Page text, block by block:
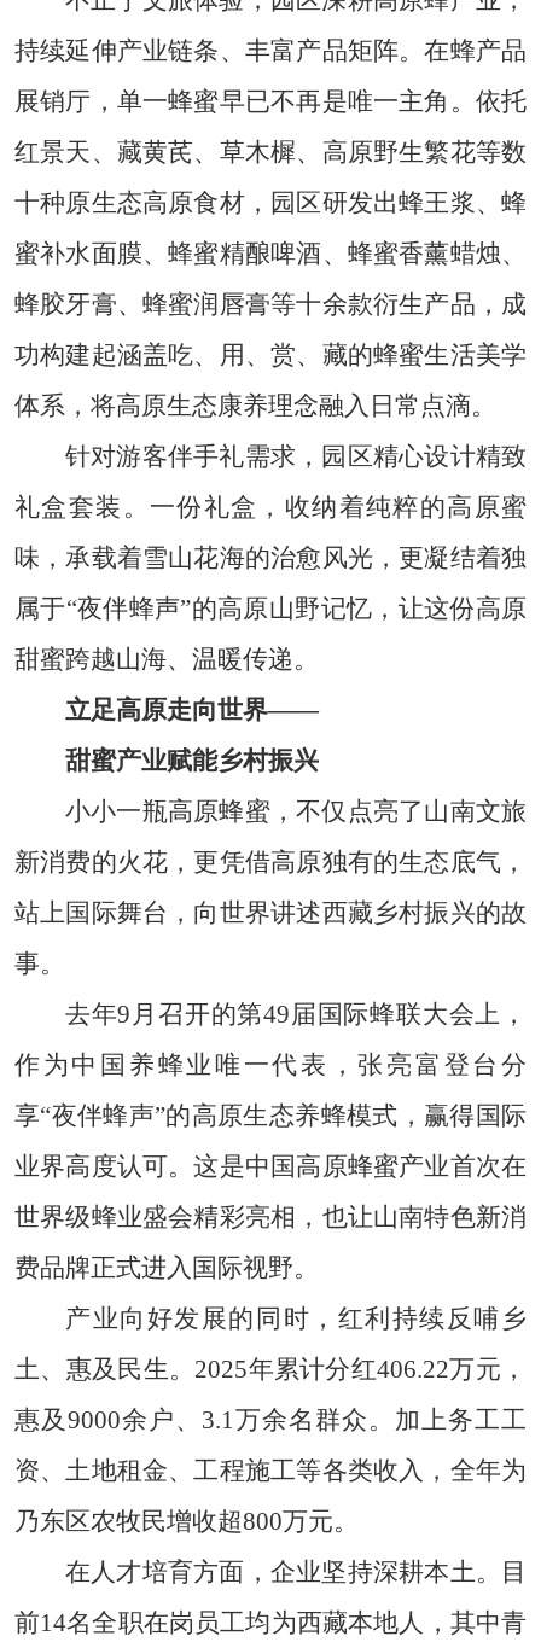
持续延伸产业链条、丰富产品矩阵。在蜂产品
展销厅，单一蜂蜜早已不再是唯一主角。依托
红景天、藏黄芪、草木樨、高原野生繁花等数
十种原生态高原食材，园区研发出蜂王浆、蜂
蜜补水面膜、蜂蜜精酿啤酒、蜂蜜香薰蜡烛、
蜂胶牙膏、蜂蜜润唇膏等十余款衍生产品，成
功构建起涵盖吃、用、赏、藏的蜂蜜生活美学
体系，将高原生态康养理念融入日常点滴。
针对游客伴手礼需求，园区精心设计精致
礼盒套装。一份礼盒，收纳着纯粹的高原蜜
味，承载着雪山花海的治愈风光，更凝结着独
属于“夜伴蜂声”的高原山野记忆，让这份高原
甜蜜跨越山海、温暖传递。
立足高原走向世界——
甜蜜产业赋能乡村振兴
小小一瓶高原蜂蜜，不仅点亮了山南文旅
新消费的火花，更凭借高原独有的生态底气，
站上国际舞台，向世界讲述西藏乡村振兴的故
事。
去年9月召开的第49届国际蜂联大会上，
作为中国养蜂业唯一代表，张亮富登台分
享“夜伴蜂声”的高原生态养蜂模式，赢得国际
业界高度认可。这是中国高原蜂蜜产业首次在
世界级蜂业盛会精彩亮相，也让山南特色新消
费品牌正式进入国际视野。
产业向好发展的同时，红利持续反哺乡
土、惠及民生。2025年累计分红406.22万元，
惠及9000余户、3.1万余名群众。加上务工工
资、土地租金、工程施工等各类收入，全年为
乃东区农牧民增收超800万元。
在人才培育方面，企业坚持深耕本土。目
前14名全职在岗员工均为西藏本地人，其中青